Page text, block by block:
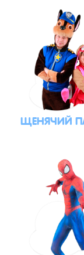
ЩЕНЯЧИЙ